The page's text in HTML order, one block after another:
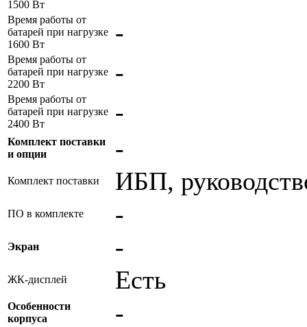
1500 Вт
Время работы от
батарей при нагрузке
1600 Вт
-
Время работы от
батарей при нагрузке
2200 Вт
-
Время работы от
батарей при нагрузке
2400 Вт
-
Комплект поставки
и опции
-
Комплект поставки ИБП,
ПО в комплекте -
Экран -
ЖК-дисплей Есть
Особенности
корпуса
-